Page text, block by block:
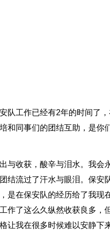
队工作已经有2年的时间了，
和同事们的团结互助，是你
与收获，酸辛与泪水。我会
结流过了汗水与眼泪。保安
是在保安队的经历给了我现
作了这么久纵然收获良多，
让我在很多时候难以安静下